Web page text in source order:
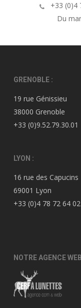
+33 (0)4
Du
GRENOBLE :
19 rue Génissieu
38000 Grenoble
+33 (0)9.52.79.30.01
LYON :
16 rue des Capucins
69001 Lyon
+33 (0)4 78 72 64 02
NOTRE AGENCE